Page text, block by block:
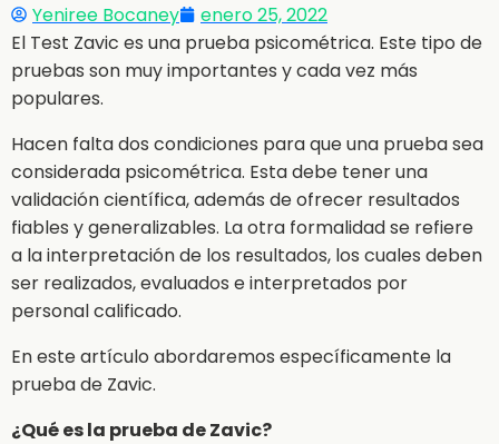
Yeniree Bocaney
enero 25, 2022
El Test Zavic es una prueba psicométrica. Este tipo de
pruebas son muy importantes y cada vez más
populares.
Hacen falta dos condiciones para que una prueba sea
considerada psicométrica. Esta debe tener una
validación científica, además de ofrecer resultados
fiables y generalizables. La otra formalidad se refiere
a la interpretación de los resultados, los cuales deben
ser realizados, evaluados e interpretados por
personal calificado.
En este artículo abordaremos específicamente la
prueba de Zavic.
¿Qué es la prueba de Zavic?